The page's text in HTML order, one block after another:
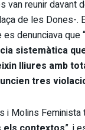
van reunir davant
de les Dones-.
denunciava que “
sistemàtica
lliures amb
tres
i Molins Feminista